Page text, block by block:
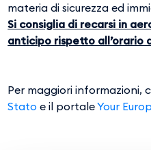
materia di sicurezza ed
Si consiglia di recarsi in
anticipo rispetto all’orario
Per maggiori informazioni,
Stato e il portaleYour